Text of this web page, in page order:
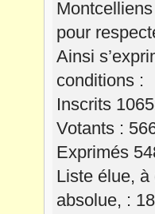
pour
Ainsi
conditions :
Inscrits
Votants :
Exprimés
Liste élue,
absolue, :